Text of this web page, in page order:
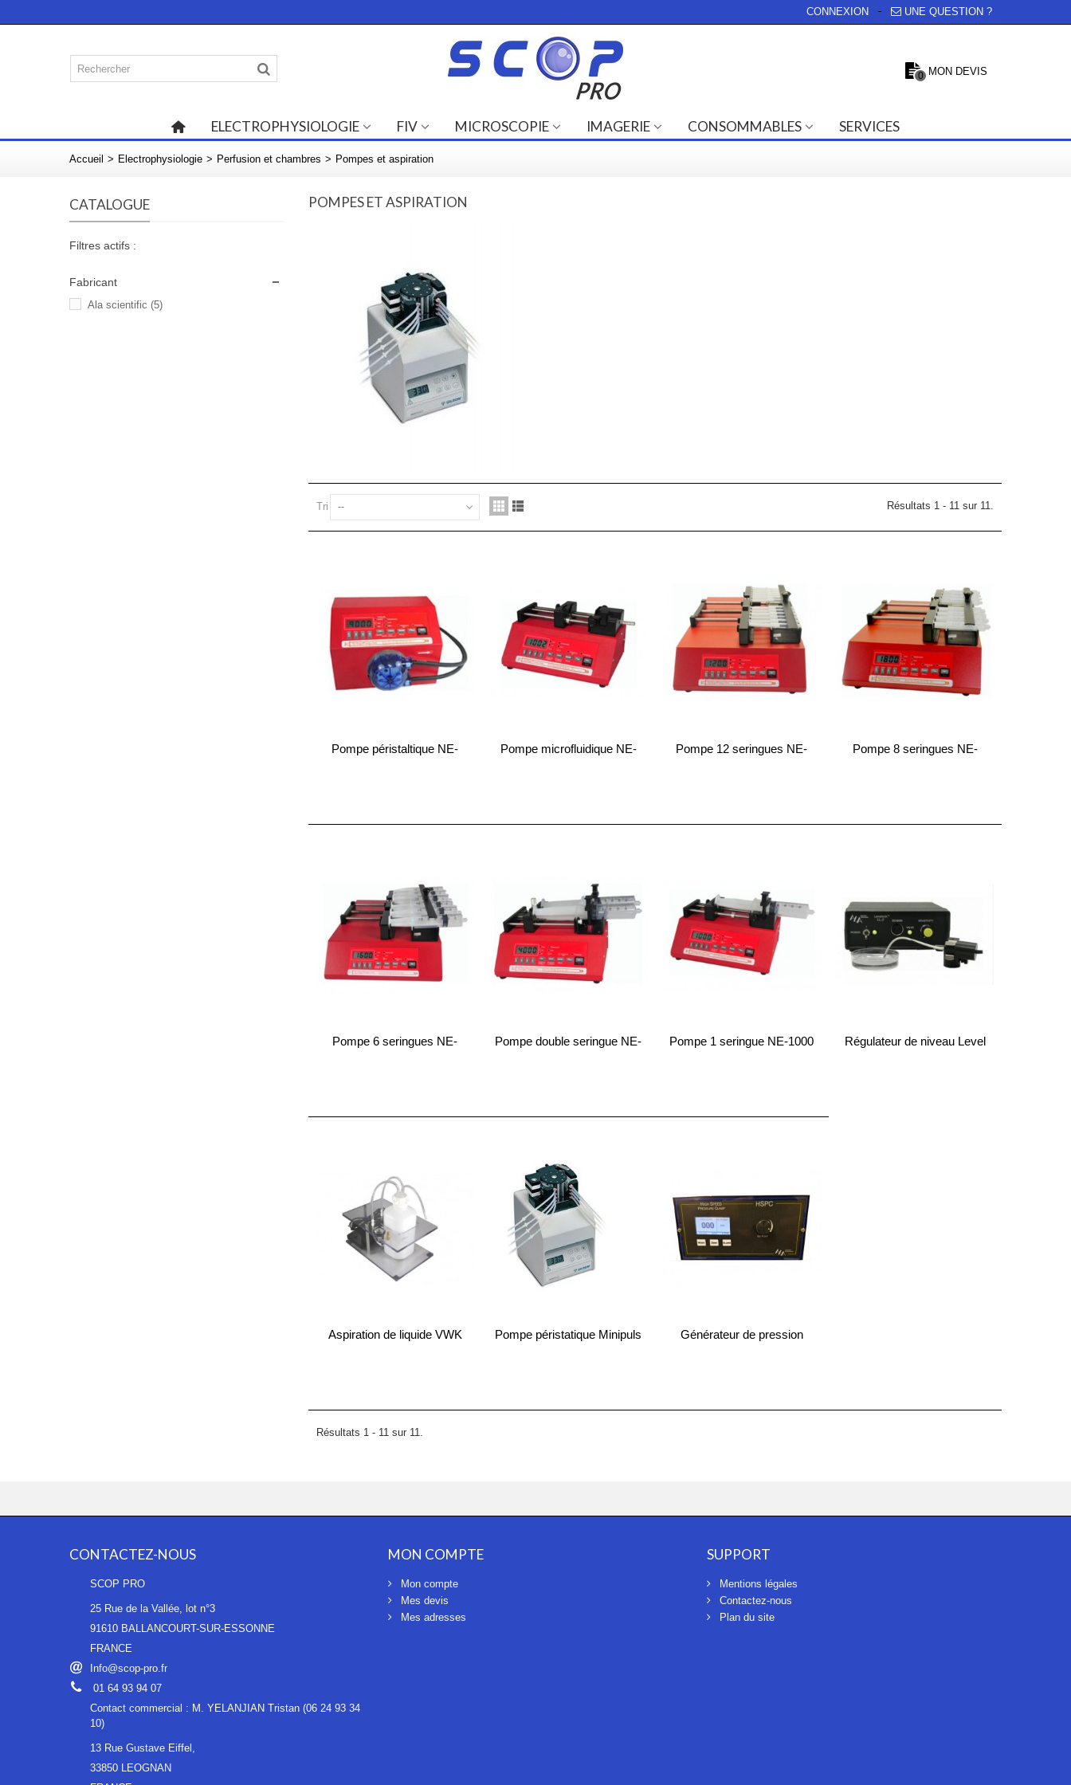
UNE QUESTION ?
CONNEXION
0 MON DEVIS
ELECTROPHYSIOLOGIE FIV MICROSCOPIE IMAGERIE CONSOMMABLES SERVICES
Accueil > Electrophysiologie > Perfusion et chambres > Pompes et aspiration
CATALOGUE
Filtres actifs :
Fabricant
Ala scientific (5)
POMPES ET ASPIRATION
Tri -- Résultats 1 - 11 sur 11.
Pompe péristaltique NE-
Pompe microfluidique NE-
Pompe 12 seringues NE-
Pompe 8 seringues NE-
Pompe 6 seringues NE-
Pompe double seringue NE-
Pompe 1 seringue NE-1000
Régulateur de niveau Level
Aspiration de liquide VWK
Pompe péristatique Minipuls
Générateur de pression
Résultats 1 - 11 sur 11.
CONTACTEZ-NOUS
SCOP PRO
25 Rue de la Vallée, lot n°3
91610 BALLANCOURT-SUR-ESSONNE
FRANCE
Info@scop-pro.fr
01 64 93 94 07
Contact commercial : M. YELANJIAN Tristan (06 24 93 34
10)
13 Rue Gustave Eiffel,
33850 LEOGNAN
MON COMPTE
Mon compte
Mes devis
Mes adresses
SUPPORT
Mentions légales
Contactez-nous
Plan du site